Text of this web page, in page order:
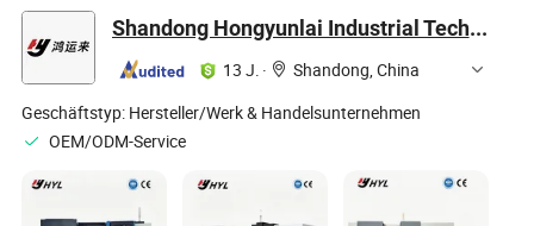
Shandong Hongyunlai Industrial Technology Co., Ltd.
13 J. ·
Shandong, China
Geschäftstyp: Hersteller/Werk & Handelsunternehmen
OEM/ODM-Service